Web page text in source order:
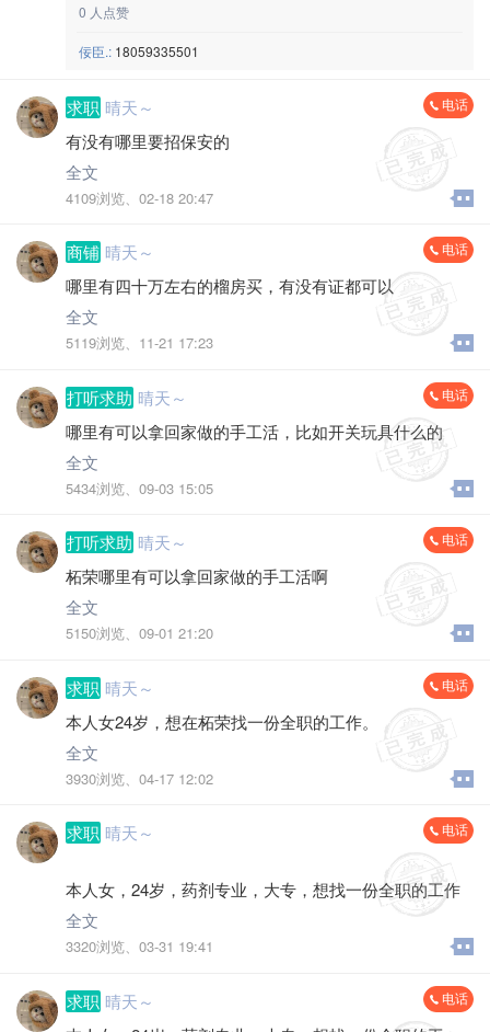
0 人点赞
佞臣.: 18059335501
求职 晴天～ 电话
有没有哪里要招保安的
全文
4109浏览、 02-18 20:47
商铺 晴天～ 电话
哪里有四十万左右的榴房买，有没有证都可以
全文
5119浏览、 11-21 17:23
打听求助 晴天～ 电话
哪里有可以拿回家做的手工活，比如开关玩具什么的
全文
5434浏览、 09-03 15:05
打听求助 晴天～ 电话
柘荣哪里有可以拿回家做的手工活啊
全文
5150浏览、 09-01 21:20
求职 晴天～ 电话
本人女24岁，想在柘荣找一份全职的工作。
全文
3930浏览、 04-17 12:02
求职 晴天～ 电话
本人女，24岁，药剂专业，大专，想找一份全职的工作
全文
3320浏览、 03-31 19:41
求职 晴天～ 电话